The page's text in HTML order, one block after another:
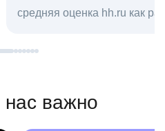
работодателя **
в hh.ru
нас важно